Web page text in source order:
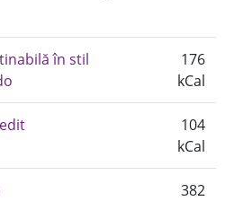
în stil
176
kCal
104
kCal
382